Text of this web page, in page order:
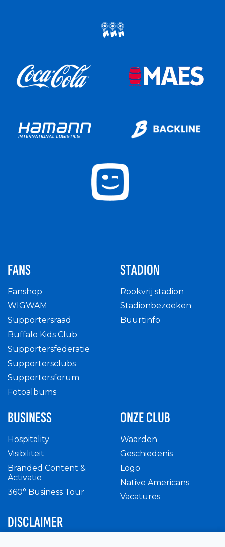
FANS
Fanshop
WIGWAM
Supportersraad
Buffalo Kids Club
Supportersfederatie
Supportersclubs
Supportersforum
Fotoalbums
STADION
Rookvrij stadion
Stadionbezoeken
Buurtinfo
BUSINESS
Hospitality
Visibiliteit
Branded Content &
Activatie
360° Business Tour
ONZE CLUB
Waarden
Geschiedenis
Logo
Native Americans
Vacatures
DISCLAIMER